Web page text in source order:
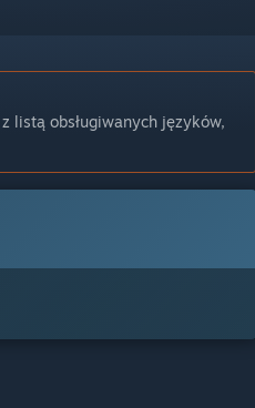
listą obsługiwanych języków,